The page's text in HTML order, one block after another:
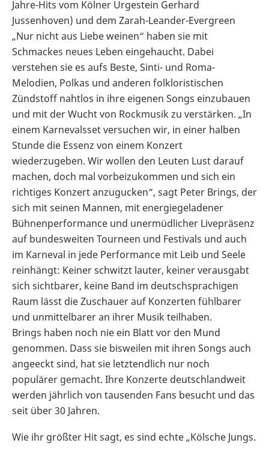
Jahre-Hits vom Kölner Urgestein Gerhard
Jussenhoven) und dem Zarah-Leander-Evergreen
„Nur nicht aus Liebe weinen“ haben sie mit
Schmackes neues Leben eingehaucht. Dabei
verstehen sie es aufs Beste, Sinti- und Roma-
Melodien, Polkas und anderen folkloristischen
Zündstoff nahtlos in ihre eigenen Songs einzubauen
und mit der Wucht von Rockmusik zu verstärken. „In
einem Karnevalsset versuchen wir, in einer halben
Stunde die Essenz von einem Konzert
wiederzugeben. Wir wollen den Leuten Lust darauf
machen, doch mal vorbeizukommen und sich ein
richtiges Konzert anzugucken“, sagt Peter Brings, der
sich mit seinen Mannen, mit energiegeladener
Bühnenperformance und unermüdlicher Livepräsenz
auf bundesweiten Tourneen und Festivals und auch
im Karneval in jede Performance mit Leib und Seele
reinhängt: Keiner schwitzt lauter, keiner verausgabt
sich sichtbarer, keine Band im deutschsprachigen
Raum lässt die Zuschauer auf Konzerten fühlbarer
und unmittelbarer an ihrer Musik teilhaben.
Brings haben noch nie ein Blatt vor den Mund
genommen. Dass sie bisweilen mit ihren Songs auch
angeeckt sind, hat sie letztendlich nur noch
populärer gemacht. Ihre Konzerte deutschlandweit
werden jährlich von tausenden Fans besucht und das
seit über 30 Jahren.
Wie ihr größter Hit sagt, es sind echte „Kölsche Jungs.